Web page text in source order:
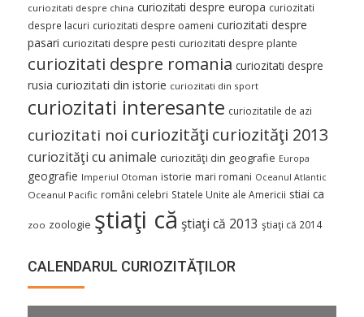
curiozitati despre china curiozitati despre europa curiozitati
despre lacuri curiozitati despre oameni curiozitati despre
pasari curiozitati despre pesti curiozitati despre plante
curiozitati despre romania curiozitati despre
rusia curiozitati din istorie curiozitati din sport
curiozitati interesante curiozitatile de azi
curiozitati noi curiozităţi curiozităţi 2013
curiozităţi cu animale curiozităţi din geografie Europa
geografie Imperiul Otoman istorie mari romani Oceanul Atlantic
Oceanul Pacific români celebri Statele Unite ale Americii stiai ca
zoo zoologie ştiaţi că ştiaţi că 2013 ştiaţi că 2014
CALENDARUL CURIOZITĂŢILOR